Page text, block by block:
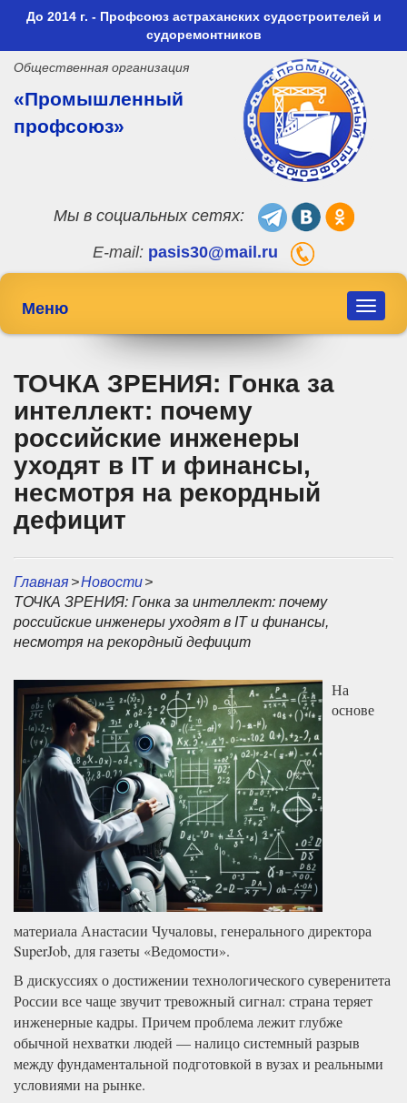
До 2014 г. - Профсоюз астраханских судостроителей и
судоремонтников
Общественная организация
«Промышленный
профсоюз»
Мы в социальных сетях:
E-mail: pasis30@mail.ru
Toggle
Меню
ТОЧКА ЗРЕНИЯ: Гонка за
интеллект: почему
российские инженеры
уходят в IT и финансы,
несмотря на рекордный
дефицит
Главная>Новости>
ТОЧКА ЗРЕНИЯ: Гонка за интеллект: почему
российские инженеры уходят в IT и финансы,
несмотря на рекордный дефицит
На
основе
материала Анастасии Чучаловы, генерального директора
SuperJob, для газеты «Ведомости».
В дискуссиях о достижении технологического суверенитета
России все чаще звучит тревожный сигнал: страна теряет
инженерные кадры. Причем проблема лежит глубже
обычной нехватки людей — налицо системный разрыв
между фундаментальной подготовкой в вузах и реальными
условиями на рынке.